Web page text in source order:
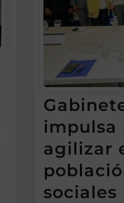
impulsa
agilizar
sociales